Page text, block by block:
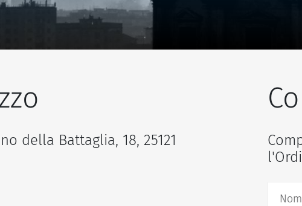
della Battaglia, 18, 25121